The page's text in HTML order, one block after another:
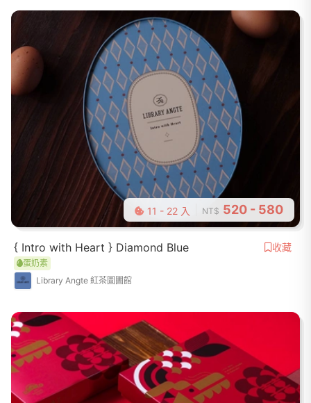
11 - 22 入 NT$ 520 - 580
{ Intro with Heart } Diamond Blue 收藏
蛋奶素
Library Angte 紅茶圖圕館